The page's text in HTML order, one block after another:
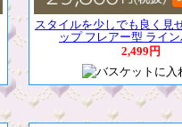
スタイルを少しでも良く見
ップ フレアー型 ライ
2,499円